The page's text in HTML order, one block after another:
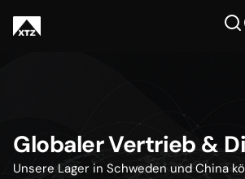
Globaler Vertrieb &
Unsere Lager in Schweden und China